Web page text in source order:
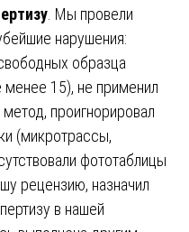
. Мы провели
нарушения:
образца
менее 15), не применил
проигнорировал
(микротрассы,
фототаблицы
рецензию, назначил
в нашей